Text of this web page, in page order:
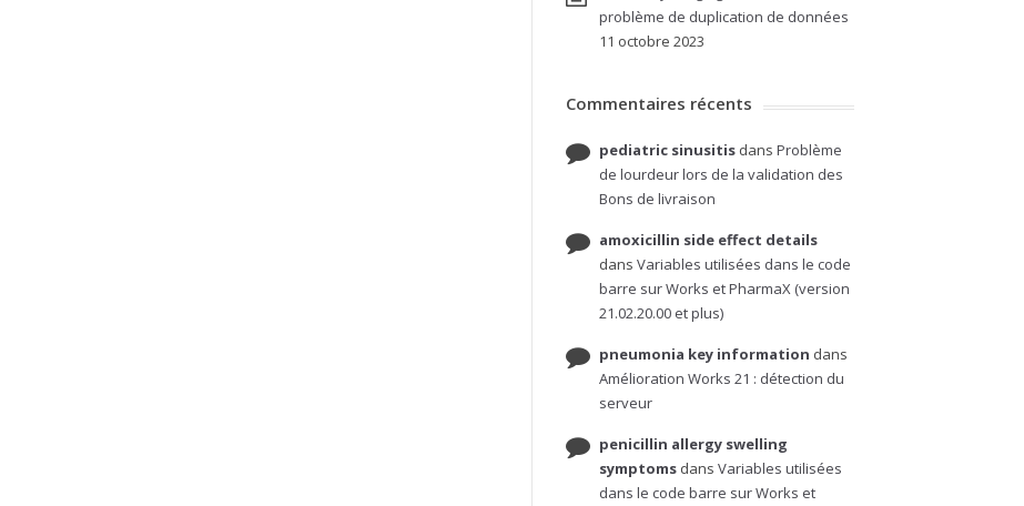
problème de duplication de données
11 octobre 2023
Commentaires récents
pediatric sinusitisdans Problème
de lourdeur lors de la validation des
Bons de livraison
amoxicillin side effect details
dans Variables utilisées dans le code
barre sur Works et PharmaX (version
21.02.20.00 et plus)
pneumonia key information dans
Amélioration Works 21 : détection du
serveur
penicillin allergy swelling
symptomsdans Variables utilisées
dans le code barre sur Works et